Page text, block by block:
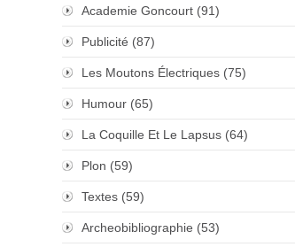
Academie Goncourt (91)
Publicité (87)
Les Moutons Électriques (75)
Humour (65)
La Coquille Et Le Lapsus (64)
Plon (59)
Textes (59)
Archeobibliographie (53)